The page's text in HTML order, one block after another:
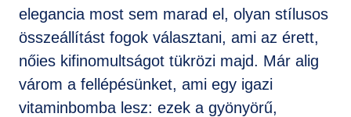
elegancia most sem marad el, olyan stílusos
összeállítást fogok választani, ami az érett,
nőies kifinomultságot tükrözi majd. Már alig
várom a fellépésünket, ami egy igazi
vitaminbomba lesz: ezek a gyönyörű,